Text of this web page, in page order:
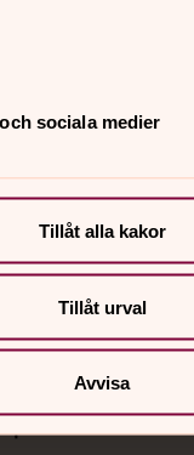
sociala medier
Tillåt alla kakor
Tillåt urval
Avvisa
präst